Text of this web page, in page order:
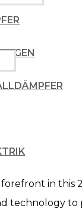
in this
technology